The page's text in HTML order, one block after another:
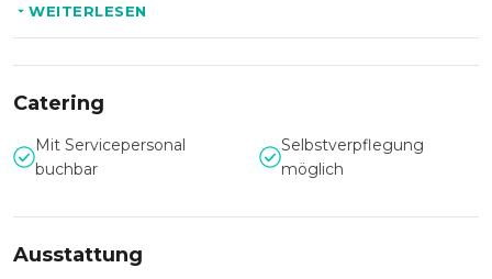
Ordnung, sondern einem Gefühl, das die Atmosphäre prägt.
Die OSD versteht sich nicht als klassische Location, sondern
die Veranstaltungen neu denken und besondere Momente
dieser Ort Schicht für Schicht weiterentwickelt – Anfang
2025 unter dem neuen Namen OSD, der die Ausrichtung
Sound als Herzstück jeder
WEITERLESEN
Catering
Mit Servicepersonal
buchbar
Selbstverpflegung
möglich
Ausstattung